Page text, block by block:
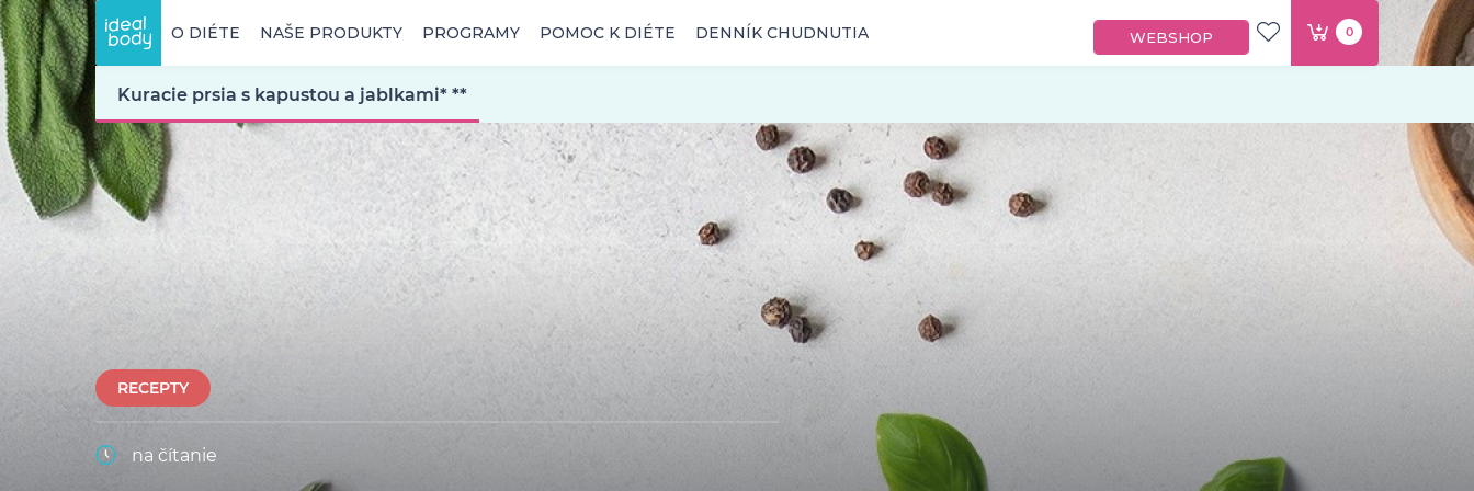
WEBSHOP
O DIÉTE NAŠE PRODUKTY PROGRAMY POMOC K DIÉTE DENNÍK CHUDNUTIA 0
RECEPTY
Kuracie prsia s kapustou a jablkami* **
na čítanie